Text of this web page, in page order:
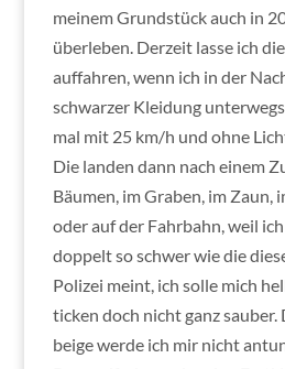
meinem Grundstück auch in
überleben. Derzeit lasse ich
auffahren, wenn ich in der
schwarzer Kleidung
mal mit 25 km/h und ohne
Die landen dann nach einem
Bäumen, im Graben, im Zaun,
oder auf der Fahrbahn, weil
doppelt so schwer wie die
Polizei meint, ich solle mich
ticken doch nicht ganz
beige werde ich mir nicht